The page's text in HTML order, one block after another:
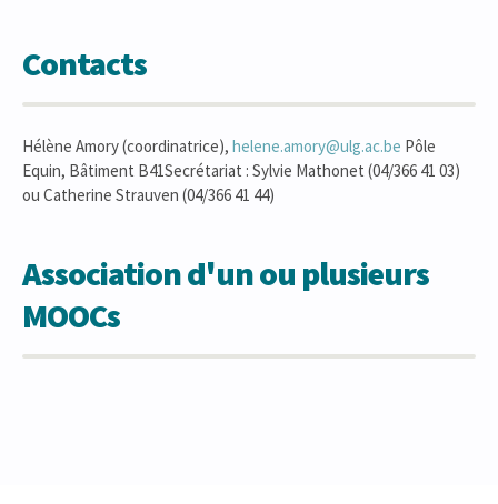
Contacts
Hélène Amory (coordinatrice), helene.amory@ulg.ac.be Pôle
Equin, Bâtiment B41Secrétariat : Sylvie Mathonet (04/366 41 03)
ou Catherine Strauven (04/366 41 44)
Association d'un ou plusieurs
MOOCs